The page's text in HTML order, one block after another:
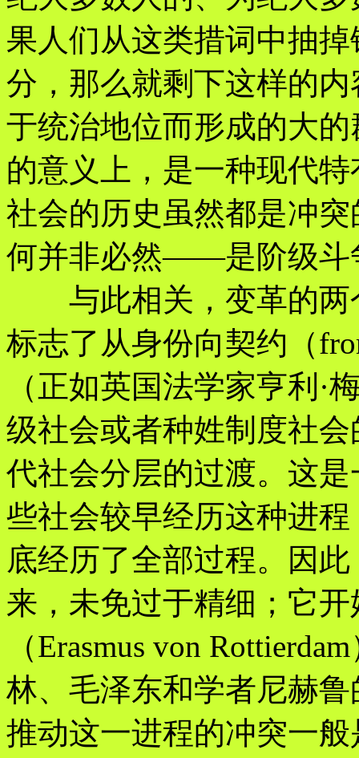
果人们从这类措词中抽
分，那么就剩下这样的
于统治地位而形成的大
的意义上，是一种现代
社会的历史虽然都是冲
何并非必然——是阶级斗
与此相关，变革的两
标志了从身份向契约（
（正如英国法学家亨利·
级社会或者种姓制度社
代社会分层的过渡。这
些社会较早经历这种进
底经历了全部过程。因
来，未免过于精细；它开
（Erasmus von
林、毛泽东和学者尼赫
推动这一进程的冲突一